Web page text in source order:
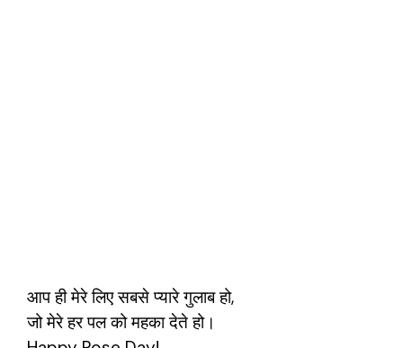
आप ही मेरे लिए सबसे प्यारे गुलाब हो,
जो मेरे हर पल को महका देते हो।